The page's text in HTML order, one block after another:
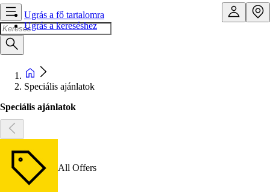
Ugrás a fő tartalomra
Ugrás a kereséshez
Speciális ajánlatok
Speciális ajánlatok
All Offers